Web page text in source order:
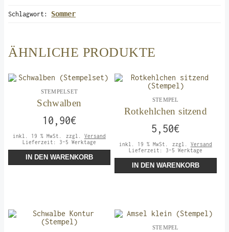
Schlagwort: Sommer
ÄHNLICHE PRODUKTE
STEMPELSET
Schwalben
10,90€
inkl. 19 % MwSt. zzgl. Versand
Lieferzeit: 3-5 Werktage
IN DEN WARENKORB
STEMPEL
Rotkehlchen sitzend
5,50€
inkl. 19 % MwSt. zzgl. Versand
Lieferzeit:
3-5 Werktage
IN DEN WARENKORB
STEMPEL